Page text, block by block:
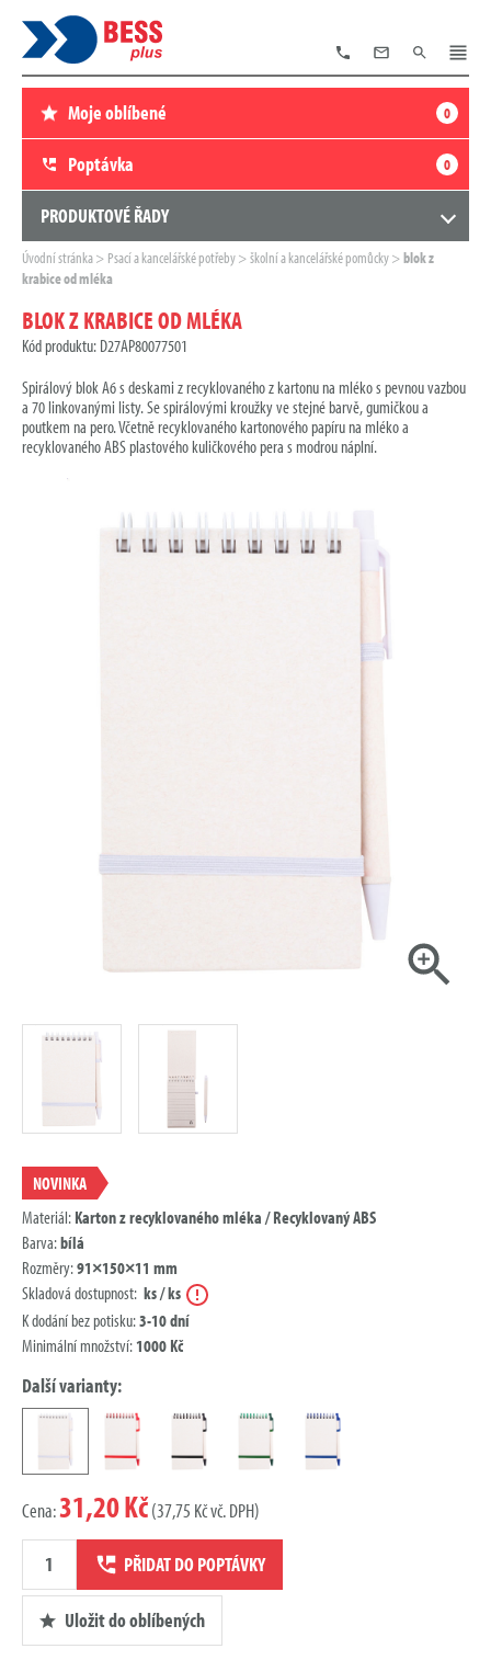
TELEFON
E-
MAIL
VYHLEDÁVÁNÍ
MENU
Moje oblíbené 0
Poptávka 0
PRODUKTOVÉ ŘADY
Zde
se
Úvodní stránka Psací a kancelářské potřeby školní a kancelářské pomůcky
blok z
krabice od mléka
BLOK Z KRABICE OD MLÉKA
Kód produktu: D27AP80077501
Spirálový blok A6 s deskami z recyklovaného z kartonu na mléko s pevnou vazbou
a 70 linkovanými listy. Se spirálovými kroužky ve stejné barvě, gumičkou a
poutkem na pero. Včetně recyklovaného kartonového papíru na mléko a
recyklovaného ABS plastového kuličkového pera s modrou náplní.
NOVINKA
Materiál: Karton z recyklovaného mléka / Recyklovaný ABS
Barva:bílá
Rozměry:91×150×11 mm
Skladová dostupnost: ks / ks
K dodání bez potisku:3-10 dní
Minimální množství:1000 Kč
Další varianty:
Cena:31,20 Kč(37,75 Kč vč. DPH)
Množství
poptávky
PŘIDAT DO POPTÁVKY
Uložit do oblíbených